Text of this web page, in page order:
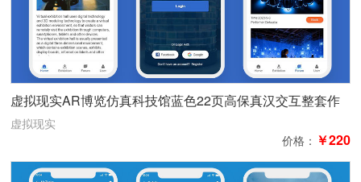
虚拟现实AR博览仿真科技馆蓝色22页高保真汉交互整套作
品
虚拟现实
价格： ￥220